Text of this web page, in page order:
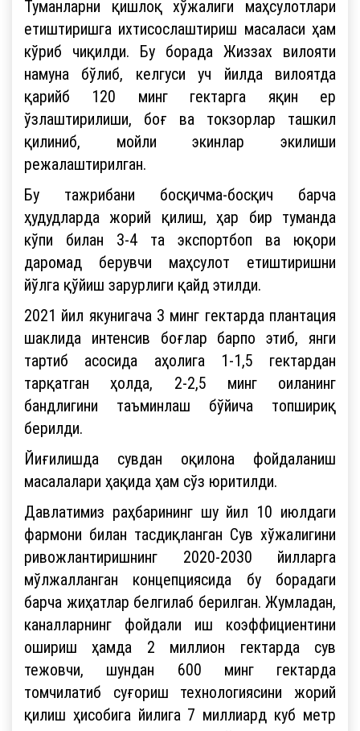
Туманларни қишлоқ хўжалиги маҳсулотлари
етиштиришга ихтисослаштириш масаласи ҳам
кўриб чиқилди. Бу борада Жиззах вилояти
намуна бўлиб, келгуси уч йилда вилоятда
қарийб 120 минг гектарга яқин ер
ўзлаштирилиши, боғ ва токзорлар ташкил
қилиниб, мойли экинлар экилиши
режалаштирилган.
Бу тажрибани босқичма-босқич барча
ҳудудларда жорий қилиш, ҳар бир туманда
кўпи билан 3-4 та экспортбоп ва юқори
даромад берувчи маҳсулот етиштиришни
йўлга қўйиш зарурлиги қайд этилди.
2021 йил якунигача 3 минг гектарда плантация
шаклида интенсив боғлар барпо этиб, янги
тартиб асосида аҳолига 1-1,5 гектардан
тарқатган ҳолда, 2-2,5 минг оиланинг
бандлигини таъминлаш бўйича топшириқ
берилди.
Йиғилишда сувдан оқилона фойдаланиш
масалалари ҳақида ҳам сўз юритилди.
Давлатимиз раҳбарининг шу йил 10 июлдаги
фармони билан тасдиқланган Сув хўжалигини
ривожлантиришнинг 2020-2030 йилларга
мўлжалланган концепциясида бу борадаги
барча жиҳатлар белгилаб берилган. Жумладан,
каналларнинг фойдали иш коэффициентини
ошириш ҳамда 2 миллион гектарда сув
тежовчи, шундан 600 минг гектарда
томчилатиб суғориш технологиясини жорий
қилиш ҳисобига йилига 7 миллиард куб метр